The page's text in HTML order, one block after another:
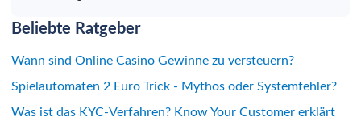
Beliebte Ratgeber
Wann sind Online Casino Gewinne zu versteuern?
Spielautomaten 2 Euro Trick - Mythos oder Systemfehler?
Was ist das KYC-Verfahren? Know Your Customer erklärt